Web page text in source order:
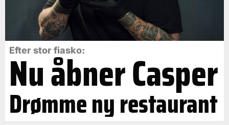
Efter stor fiasko:
Nu åbner Casper
Drømme ny restaurant